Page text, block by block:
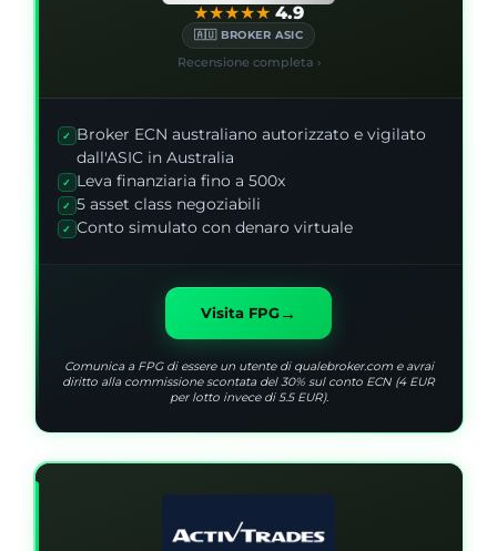
★★★★★ 4.9
🇦🇺 BROKER ASIC
Recensione completa ›
✓ Broker ECN australiano autorizzato e vigilato
dall'ASIC in Australia
✓ Leva finanziaria fino a 500x
✓ 5 asset class negoziabili
✓ Conto simulato con denaro virtuale
Visita FPG→
Comunica a FPG di essere un utente di qualebroker.com e avrai
diritto alla commissione scontata del 30% sul conto ECN (4 EUR
per lotto invece di 5.5 EUR).